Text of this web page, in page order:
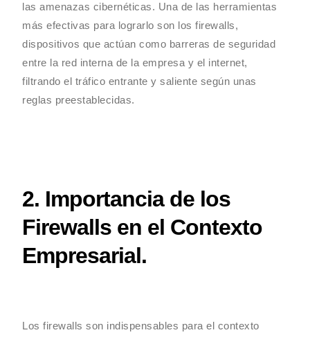
las amenazas cibernéticas. Una de las herramientas
más efectivas para lograrlo son los firewalls,
dispositivos que actúan como barreras de seguridad
entre la red interna de la empresa y el internet,
filtrando el tráfico entrante y saliente según unas
reglas preestablecidas.
2. Importancia de los
Firewalls en el Contexto
Empresarial.
Los firewalls son indispensables para el contexto